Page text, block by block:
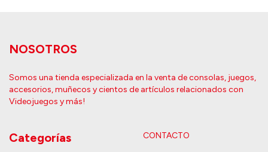
NOSOTROS
Somos una tienda especializada en la venta de consolas, juegos,
accesorios, muñecos y cientos de artículos relacionados con
Videojuegos y más!
Categorías CONTACTO